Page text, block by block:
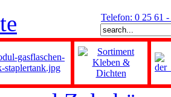
Telefon: 0 25 61